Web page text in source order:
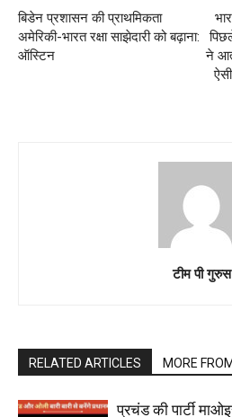
बिडेन प्रशासन की प्राथमिकता
अमेरिकी-भारत रक्षा साझेदारी को बढ़ाना:
ऑस्टिन
ने
टीम पी गुरुस
RELATED ARTICLES MORE
प्रचंड की पार्टी